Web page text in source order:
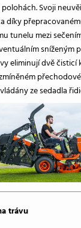
polohách. Svoji
díky
tunelu mezi
sníženým
eliminují dvě čisticí
ze sedadla
trávu